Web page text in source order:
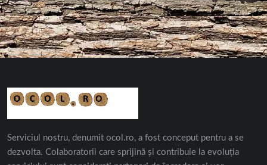
Serviciul nostru, denumit ocol.ro, a fost conceput pentru a se
dezvolta. Colaboratorii care sprijină și contribuie la evoluția